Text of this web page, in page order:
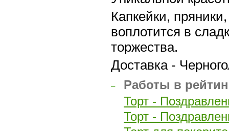
Капкейки,
воплотится в
торжества.
Доставка -
–
Работы в
Торт -
Торт -